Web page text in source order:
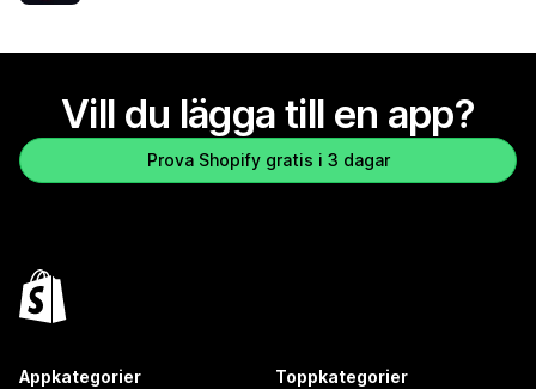
Vill du lägga till en app?
Prova Shopify gratis i 3 dagar
Appkategorier Toppkategorier